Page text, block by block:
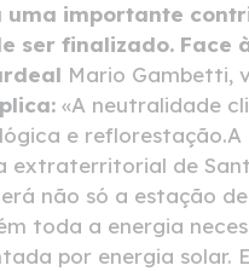
importante
ser finalizado. Face
Mario Gambetti,
«A neutralidade
e
extraterritorial de
não só a estação
toda a energia
por energia solar.